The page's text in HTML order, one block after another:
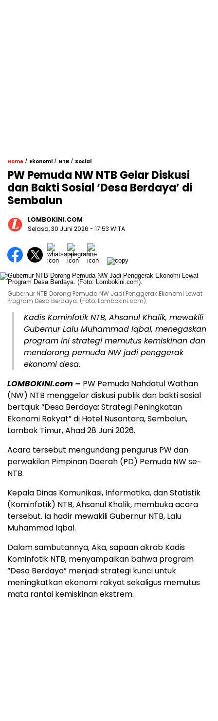
Home / Ekonomi / NTB / Sosial
PW Pemuda NW NTB Gelar Diskusi
dan Bakti Sosial ‘Desa Berdaya’ di
Sembalun
LOMBOKINI.COM
Selasa, 30 Juni 2026 - 17:53 WITA
Gubernur NTB Dorong Pemuda NW Jadi Penggerak Ekonomi Lewat
Program Desa Berdaya. (Foto: Lombokini.com).
Kadis Kominfotik NTB, Ahsanul Khalik, mewakili
Gubernur Lalu Muhammad Iqbal, menegaskan
program ini strategi memutus kemiskinan dan
mendorong pemuda NW jadi penggerak
ekonomi desa.
LOMBOKINI.com – PW Pemuda Nahdatul Wathan
(NW) NTB menggelar diskusi publik dan bakti sosial
bertajuk “Desa Berdaya: Strategi Peningkatan
Ekonomi Rakyat” di Hotel Nusantara, Sembalun,
Lombok Timur, Ahad 28 Juni 2026.
Acara tersebut mengundang pengurus PW dan
perwakilan Pimpinan Daerah (PD) Pemuda NW se-
NTB.
Kepala Dinas Komunikasi, Informatika, dan Statistik
(Kominfotik) NTB, Ahsanul Khalik, membuka acara
tersebut. Ia hadir mewakili Gubernur NTB, Lalu
Muhammad Iqbal.
Dalam sambutannya, Aka, sapaan akrab Kadis
Kominfotik NTB, menyampaikan bahwa program
“Desa Berdaya” menjadi strategi kunci untuk
meningkatkan ekonomi rakyat sekaligus memutus
mata rantai kemiskinan ekstrem.